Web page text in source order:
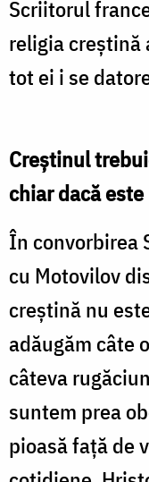
Scriitorul
religia creştină
tot ei i se
Creştinul
chiar dacă
În convorbirea
cu Motovilov
creştină nu
adăugăm câte
câteva
suntem prea
pioasă faţă de